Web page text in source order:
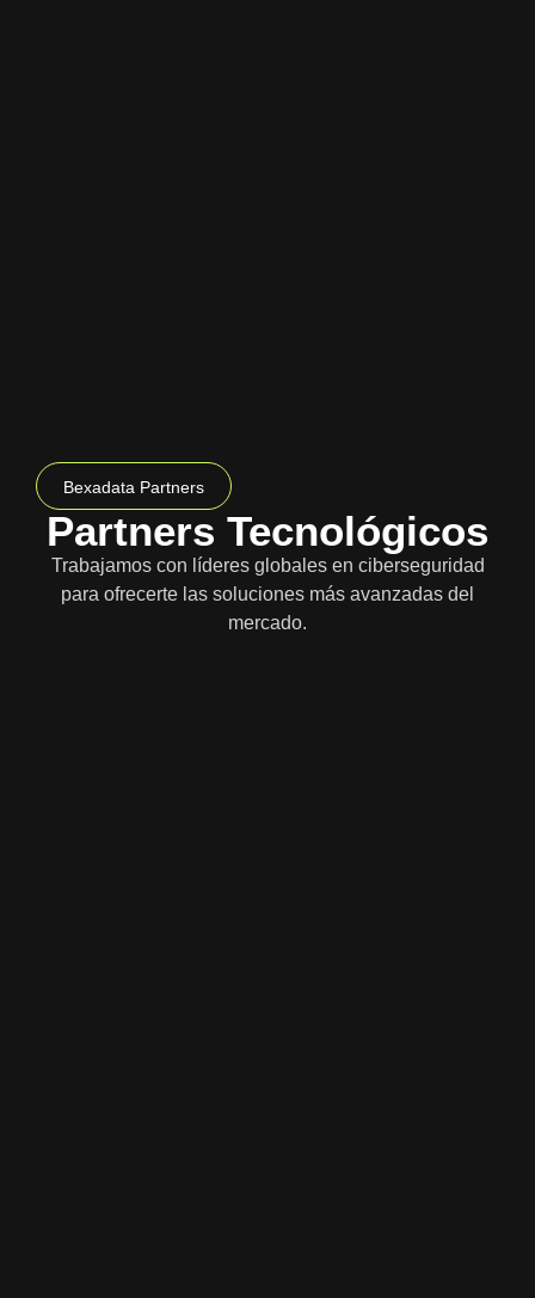
Bexadata Partners
Partners Tecnológicos
Trabajamos con líderes globales en ciberseguridad
para ofrecerte las soluciones más avanzadas del
mercado.